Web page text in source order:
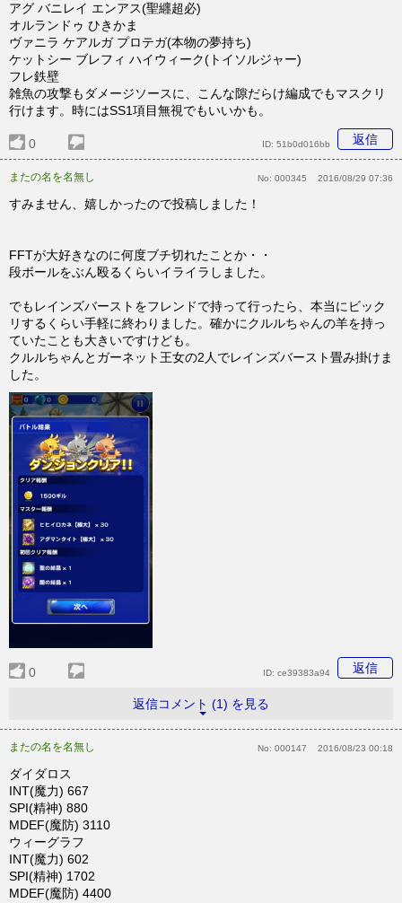
アグ バニレイ エンアス(聖纒超必)
オルランドゥ ひきかま
ヴァニラ ケアルガ プロテガ(本物の夢持ち)
ケットシー ブレフィ ハイウィーク(トイソルジャー)
フレ鉄壁
雑魚の攻撃もダメージソースに、こんな隙だらけ編成でもマスクリ
行けます。時にはSS1項目無視でもいいかも。
0 返信
ID: 51b0d016bb
またの名を名無し No: 000345 2016/08/29 07:36
すみません、嬉しかったので投稿しました！
FFTが大好きなのに何度ブチ切れたことか・・
段ボールをぶん殴るくらいイライラしました。
でもレインズバーストをフレンドで持って行ったら、本当にビック
リするくらい手軽に終わりました。確かにクルルちゃんの羊を持っ
ていたことも大きいですけども。
クルルちゃんとガーネット王女の2人でレインズバースト畳み掛けま
した。
0 返信
ID: ce39383a94
返信コメント (1) を見る
またの名を名無し No: 000147 2016/08/23 00:18
ダイダロス
INT(魔力) 667
SPI(精神) 880
MDEF(魔防) 3110
ウィーグラフ
INT(魔力) 602
SPI(精神) 1702
MDEF(魔防) 4400